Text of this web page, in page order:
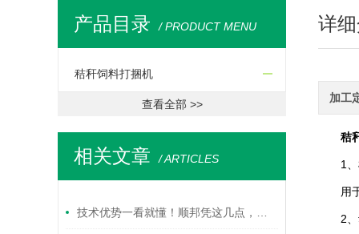
产品目录 / PRODUCT MENU
秸秆饲料打捆机
查看全部 >>
相关文章 / ARTICLES
技术优势一看就懂！顺邦凭这几点，把速度、通过、耐用做到均衡顶配
详
加工
秸
1、
用于
2、